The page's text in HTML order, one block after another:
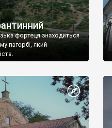
фортеця знаходиться
пагорбі, який